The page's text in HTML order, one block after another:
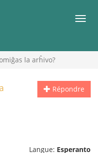
la arĥivo?
Répondre
Langue: Esperanto